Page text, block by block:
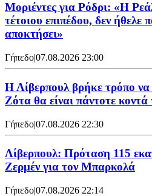
Μοριέντες για Ρόδρι: «Η
τέτοιου επιπέδου, δεν ήθελε
αποκτήσει»
Γήπεδο|07.08.2026 23:00
Η Λίβερπουλ βρήκε τρόπο να
Ζότα θα είναι πάντοτε κοντά
Γήπεδο|07.08.2026 22:30
Λίβερπουλ: Πρόταση 115
Ζερμέν για τον Μπαρκολά
Γήπεδο|07.08.2026 22:14